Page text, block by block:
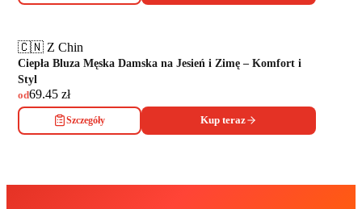
🇨🇳 Z Chin
Ciepła Bluza Męska Damska na Jesień i Zimę – Komfort i
Styl
od69.45 zł
Szczegóły Kup teraz